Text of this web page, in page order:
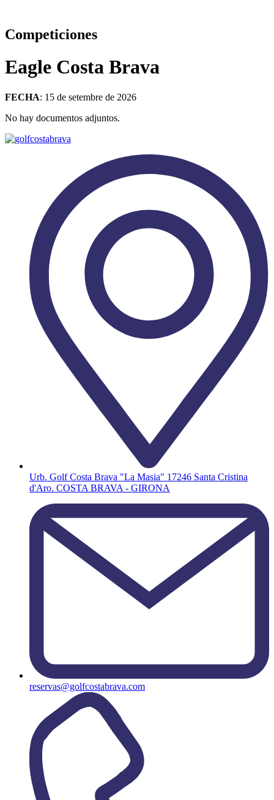
Competiciones
Eagle Costa Brava
FECHA: 15 de setembre de 2026
No hay documentos adjuntos.
Urb. Golf Costa Brava "La Masia" 17246 Santa Cristina
d'Aro. COSTA BRAVA - GIRONA
reservas@golfcostabrava.com